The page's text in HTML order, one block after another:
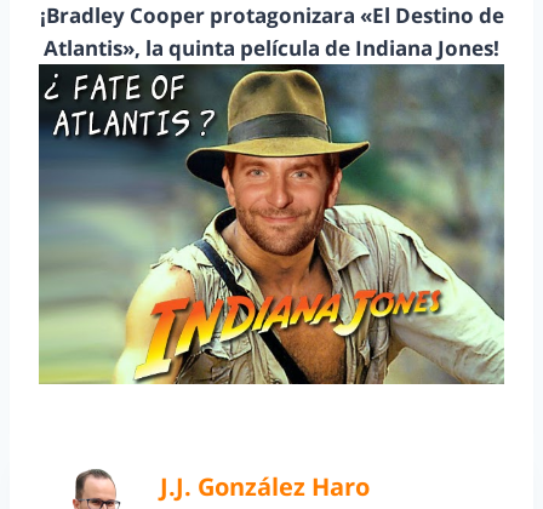
¡Bradley Cooper protagonizara «El Destino de
Atlantis», la quinta película de Indiana Jones!
J.J. González Haro